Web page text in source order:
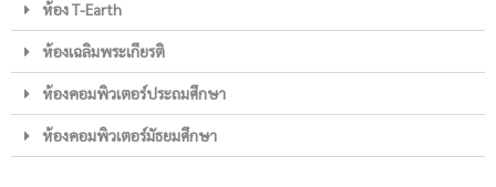
ห้อง T-Earth
ห้องเฉลิมพระเกียรติ
ห้องคอมพิวเตอร์ประถมศึกษา
ห้องคอมพิวเตอร์มัธยมศึกษา